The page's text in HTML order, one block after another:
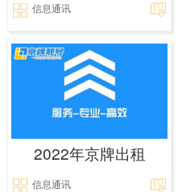
信息通讯
2022年京牌出租
信息通讯